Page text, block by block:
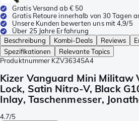
Gratis Versand ab € 50
Gratis Retoure innerhalb von 30 Tagen
Unsere Kunden bewerten uns mit 4,9/5
Über 25 Jahre Erfahrung
Beschreibung
Kombi-Deals Reviews
Spezifikationen
Relevante Topics
Produktnummer KZV3634SA4
Kizer Vanguard Mini Militaw
Lock, Satin Nitro-V, Black
Inlay, Taschenmesser,
4.7/5